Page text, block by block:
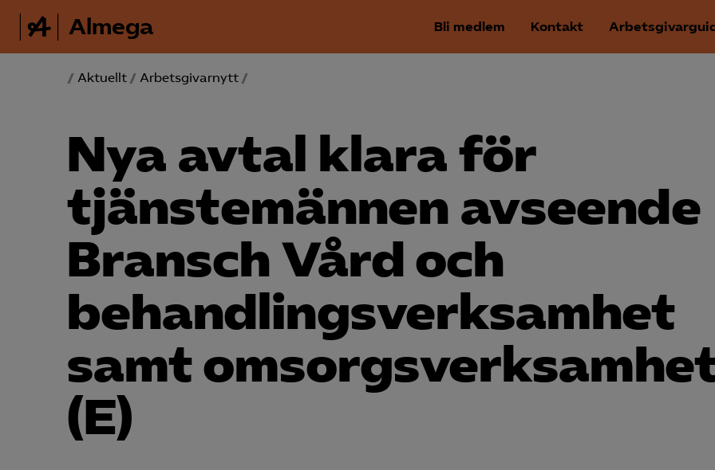
Almega Bli medlem Kontakt
/ Aktuellt / Arbetsgivarnytt /
Nya avtal klara för
tjänstemännen avseende
Bransch Vård och
behandlings­verksamhet
samt
(E)